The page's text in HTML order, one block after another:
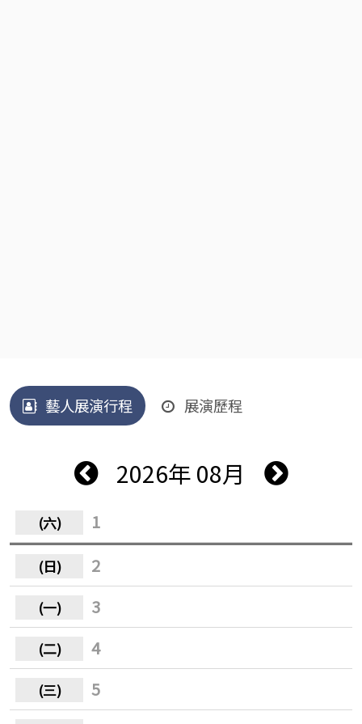
藝人展演行程 展演歷程
2026年 08月
1
2
3
4
5